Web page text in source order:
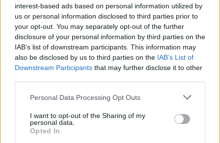
interest-based ads based on personal information utilized by
us or personal information disclosed to third parties prior to
your opt-out. You may separately opt-out of the further
disclosure of your personal information by third parties on the
IAB’s list of downstream participants. This information may
also be disclosed by us to third parties on the IAB’s List of
Downstream Participants that may further disclose it to other
Personal Data Processing Opt Outs
I want to opt-out of the Sharing of my
personal data.
Opted In